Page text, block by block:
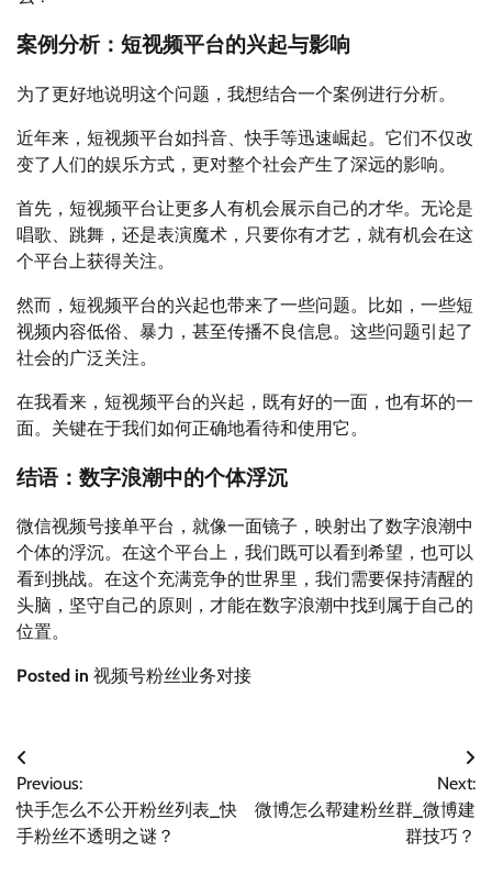
案例分析：短视频平台的兴起与影响
为了更好地说明这个问题，我想结合一个案例进行分析。
近年来，短视频平台如抖音、快手等迅速崛起。它们不仅改
变了人们的娱乐方式，更对整个社会产生了深远的影响。
首先，短视频平台让更多人有机会展示自己的才华。无论是
唱歌、跳舞，还是表演魔术，只要你有才艺，就有机会在这
个平台上获得关注。
然而，短视频平台的兴起也带来了一些问题。比如，一些短
视频内容低俗、暴力，甚至传播不良信息。这些问题引起了
社会的广泛关注。
在我看来，短视频平台的兴起，既有好的一面，也有坏的一
面。关键在于我们如何正确地看待和使用它。
结语：数字浪潮中的个体浮沉
微信视频号接单平台，就像一面镜子，映射出了数字浪潮中
个体的浮沉。在这个平台上，我们既可以看到希望，也可以
看到挑战。在这个充满竞争的世界里，我们需要保持清醒的
头脑，坚守自己的原则，才能在数字浪潮中找到属于自己的
位置。
Posted in 视频号粉丝业务对接
文
章
导
Previous:
快手怎么不公开粉丝列表_快
手粉丝不透明之谜？
Next:
微博怎么帮建粉丝群_微博建
群技巧？